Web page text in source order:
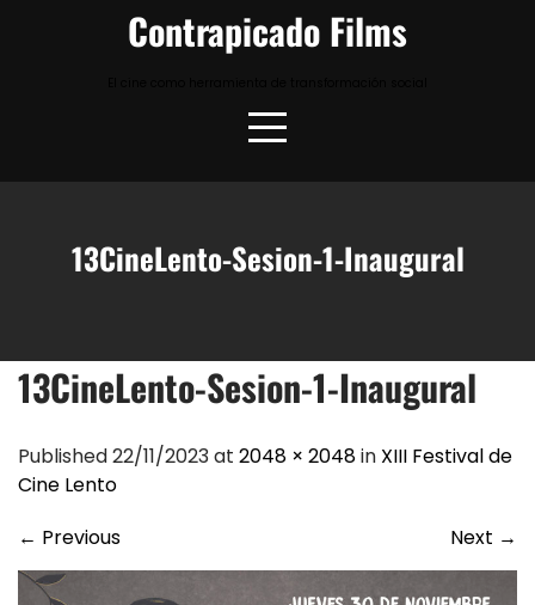
Contrapicado Films
13CineLento-Sesion-1-Inaugural
13CineLento-Sesion-1-Inaugural
Published 22/11/2023 at 2048 × 2048in XIII Festival de
Cine Lento
← Previous Next →